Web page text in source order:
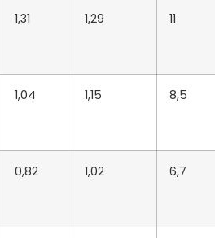
1,31 1,29 11
1,04 1,15 8,5
0,82 1,02 6,7